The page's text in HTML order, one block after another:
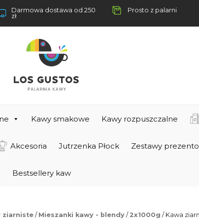
Darmowa dostawa od 250
zł
Prosto z palarni
Kawy smakowe Kawy rozpuszczalne
Akcesoria Jutrzenka Płock Zestawy
Bestsellery kaw
ziarniste/ Mieszanki kawy - blendy / 2x1000g / Kawa